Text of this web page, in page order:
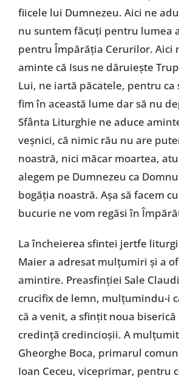
fiicele lui Dumnezeu. Aici ne
nu suntem făcuți pentru lumea
pentru Împărăția Cerurilor. Aici
aminte că Isus ne dăruiește
Lui, ne iartă păcatele, pentru ca
fim în această lume dar să nu
Sfânta Liturghie ne aduce
veșnici, că nimic rău nu are
noastră, nici măcar moartea,
alegem pe Dumnezeu ca
bogăția noastră. Așa să facem
bucurie ne vom regăsi în
La încheierea sfintei jertfe
Maier a adresat mulțumiri și a
amintire. Preasfinției Sale
crucifix de lemn, mulțumindu-i
că a venit, a sfințit noua
credință credincioșii. A
Gheorghe Boca, primarul
Ioan Ceceu, viceprimar, pentru